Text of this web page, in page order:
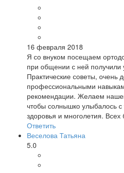
16 февраля 2018
Я со внуком посещаем
при общении с ней получили
Практические советы, очень
профессиональными
рекомендации. Желаем
чтобы солнышко улыбалось с
здоровья и многолетия.
Ответить
Веселова Татьяна
5.0